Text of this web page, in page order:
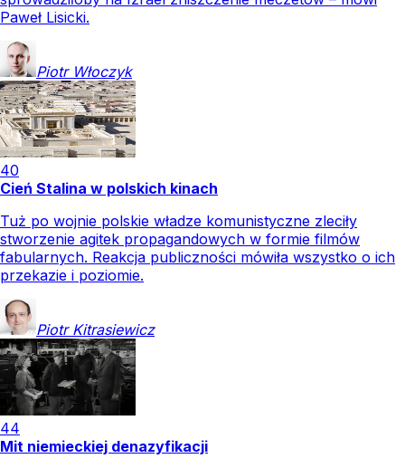
Paweł Lisicki.
Piotr Włoczyk
40
Cień Stalina w polskich kinach
Tuż po wojnie polskie władze komunistyczne zleciły
stworzenie agitek propagandowych w formie filmów
fabularnych. Reakcja publiczności mówiła wszystko o ich
przekazie i poziomie.
Piotr Kitrasiewicz
44
Mit niemieckiej denazyfikacji